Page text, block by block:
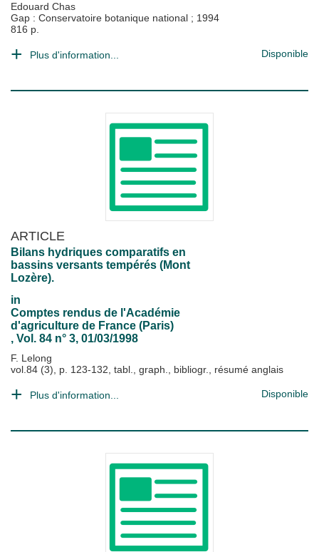
Edouard Chas
Gap : Conservatoire botanique national ; 1994
816 p.
Plus d'information... Disponible
ARTICLE
Bilans hydriques comparatifs en
bassins versants tempérés (Mont
Lozère).
in
Comptes rendus de l'Académie
d'agriculture de France (Paris)
, Vol. 84 n° 3, 01/03/1998
F. Lelong
vol.84 (3), p. 123-132, tabl., graph., bibliogr., résumé anglais
Plus d'information... Disponible